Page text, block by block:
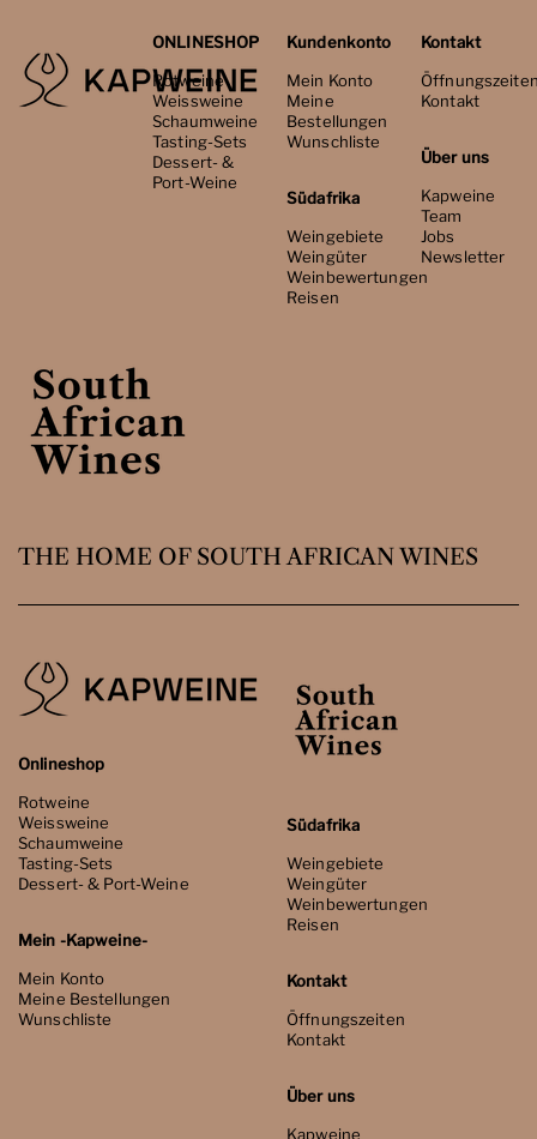
ONLINESHOP
Rotweine
Weissweine
Schaumweine
Tasting-Sets
Dessert- &
Port-Weine
Kundenkonto
Mein Konto
Meine
Bestellungen
Wunschliste
Südafrika
Weingebiete
Weingüter
Weinbewertungen
Reisen
Kontakt
Kontakt
Über uns
Kapweine
Team
Jobs
Newsletter
THE HOME OF SOUTH AFRICAN WINES
Onlineshop
Rotweine
Weissweine
Schaumweine
Tasting-Sets
Dessert- & Port-Weine
Mein -Kapweine-
Mein Konto
Meine Bestellungen
Wunschliste
Südafrika
Weingebiete
Weingüter
Weinbewertungen
Reisen
Kontakt
Öffnungszeiten
Kontakt
Über uns
Kapweine